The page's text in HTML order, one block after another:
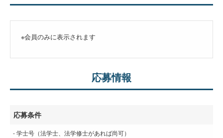
※会員のみに表示されます
応募情報
応募条件
- 学士号（法学士、法学修士があれば尚可）